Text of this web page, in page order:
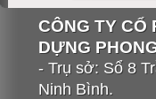
CÔNG TY
DỰNG
- Trụ sở: Sổ 8
Ninh Bình.